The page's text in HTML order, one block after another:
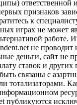
ответственной
признаков
к
играх не может
не
деньги, сайт не
ставок и других
связаны с
тотализаторами.
публикуются